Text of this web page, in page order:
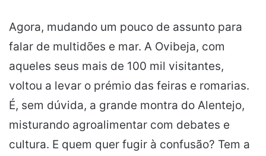
Agora, mudando um pouco de assunto para
falar de multidões e mar. A Ovibeja, com
aqueles seus mais de 100 mil visitantes,
voltou a levar o prémio das feiras e romarias.
É, sem dúvida, a grande montra do Alentejo,
misturando agroalimentar com debates e
cultura. E quem quer fugir à confusão? Tem a